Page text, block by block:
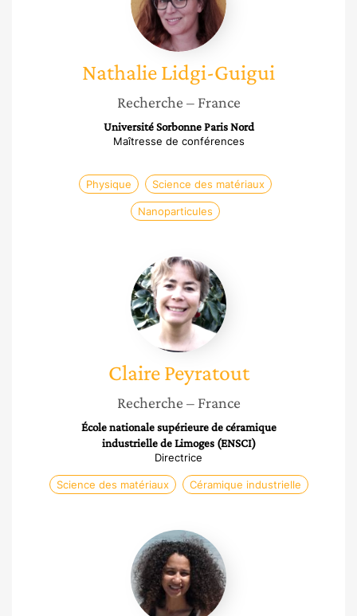
NathalieLidgi-Guigui
Recherche – France
Université Sorbonne Paris Nord
Maîtresse de conférences
Physique Science des matériaux
Nanoparticules
Claire
Peyratout
Claire Peyratout
Recherche – France
École nationale supérieure de céramique
industrielle de Limoges (ENSCI)
Directrice
Science des matériaux Céramique industrielle
Hazar
Guesmi